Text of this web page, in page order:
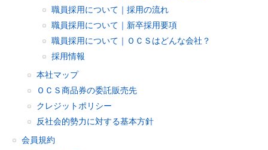
職員採用について｜採用の流れ
職員採用について｜新卒採用要項
職員採用について｜ＯＣＳはどんな会社？
採用情報
本社マップ
ＯＣＳ商品券の委託販売先
クレジットポリシー
反社会的勢力に対する基本方針
会員規約